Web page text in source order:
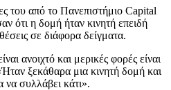
του από το Πανεπιστήμιο Capital
ότι η δομή ήταν κινητή επειδή
σε διάφορα δείγματα.
ανοιχτό και μερικές φορές είναι
ξεκάθαρα μια κινητή δομή και
να συλλάβει κάτι».